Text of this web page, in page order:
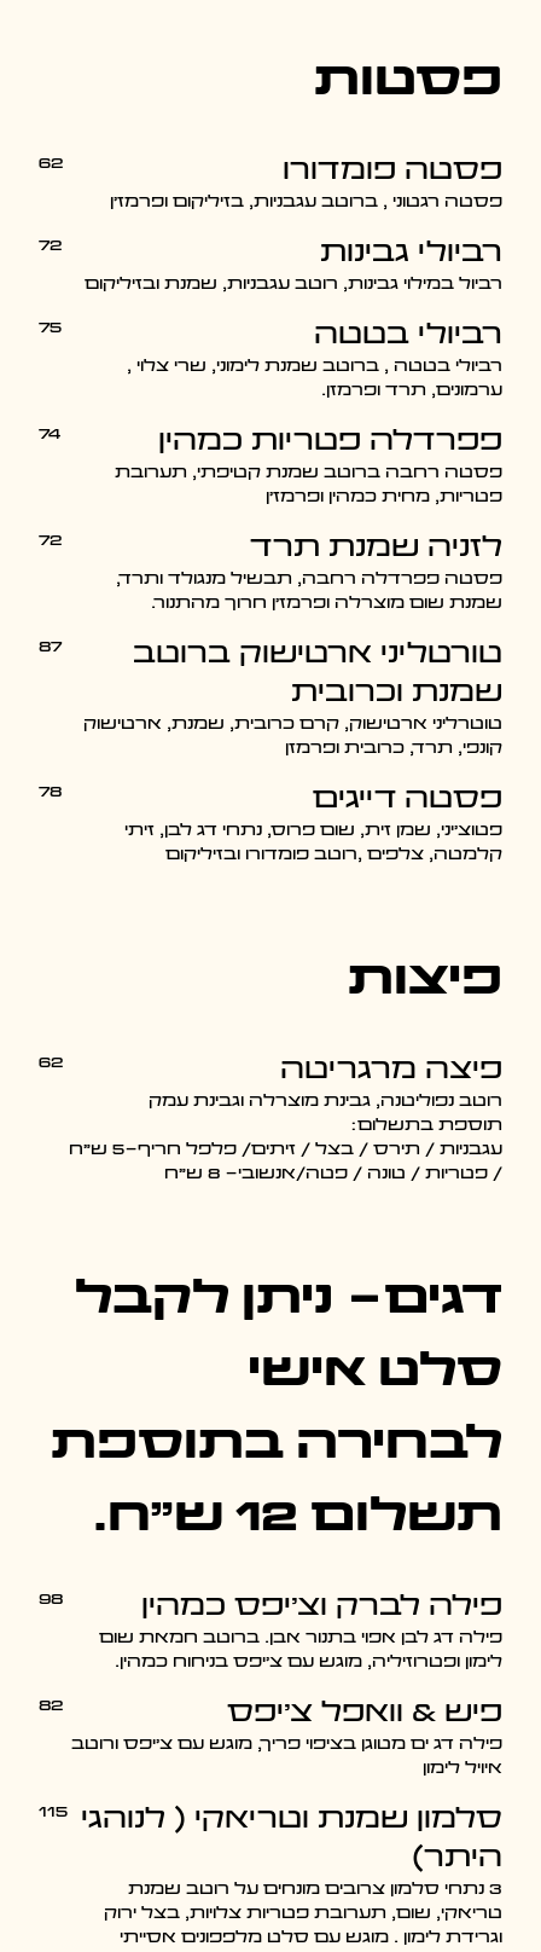
פסטות
פסטה פומדורו
פסטה רגטוני , ברוטב עגבניות, בזיליקום ופרמז'ן
62
רביולי גבינות
רביול במילוי גבינות, רוטב עגבניות, שמנת ובזיליקום
72
רביולי בטטה
רביולי בטטה , ברוטב שמנת לימוני, שרי צלוי ,
ערמונים, תרד ופרמזן.
75
פפרדלה פטריות כמהין
פסטה רחבה ברוטב שמנת קטיפתי, תערובת
פטריות, מחית כמהין ופרמז׳ן
74
לזניה שמנת תרד
פסטה פפרדלה רחבה, תבשיל מנגולד ותרד,
שמנת שום מוצרלה ופרמז'ן חרוך מהתנור.
72
טורטליני ארטישוק ברוטב
שמנת וכרובית
טוטרליני ארטישוק, קרם כרובית, שמנת, ארטישוק
קונפי, תרד, כרובית ופרמזן
87
פסטה דייגים
פטוצ'יני, שמן זית, שום פרוס, נתחי דג לבן, זיתי
קלמטה, צלפים ,רוטב פומדורו ובזיליקום
78
פיצות
פיצה מרגריטה
רוטב נפוליטנה, גבינת מוצרלה וגבינת עמק
תוספת בתשלום:
עגבניות / תירס / בצל / זיתים/ פלפל חריף-5 ש"ח
/ פטריות / טונה / פטה/אנשובי- 8 ש"ח
62
דגים- ניתן לקבל
סלט אישי
לבחירה בתוספת
תשלום 12 ש"ח.
פילה לברק וצ'יפס כמהין
פילה דג לבן אפוי בתנור אבן. ברוטב חמאת שום
לימון ופטרוזיליה, מוגש עם צ'יפס בניחוח כמהין.
98
פיש & וואפל צ׳יפס
פילה דג ים מטוגן בציפוי פריך, מוגש עם צ׳יפס ורוטב
איויל לימון
82
סלמון שמנת וטריאקי ( לנוהגי
היתר)
3 נתחי סלמון צרובים מונחים על רוטב שמנת
טריאקי, שום, תערובת פטריות צלויות, בצל ירוק
וגרידת לימון . מוגש עם סלט מלפפונים אסייתי
115